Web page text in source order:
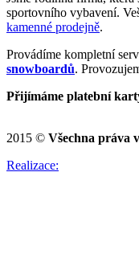
sportovního vybavení.
kamenné prodejně.
Provádíme kompletní
snowboardů.
Přijímáme platební
2015 © Všechna práva
Realizace: